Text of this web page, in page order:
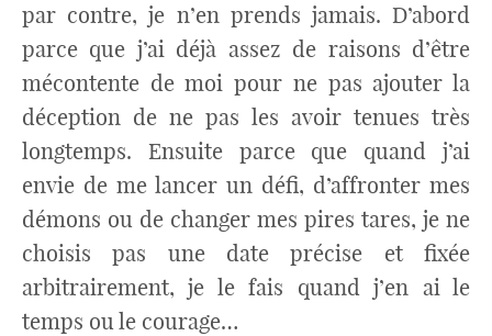
par contre, je n’en prends jamais. D’abord
parce que j’ai déjà assez de raisons d’être
mécontente de moi pour ne pas ajouter la
déception de ne pas les avoir tenues très
longtemps. Ensuite parce que quand j’ai
envie de me lancer un défi, d’affronter mes
démons ou de changer mes pires tares, je ne
choisis pas une date précise et fixée
arbitrairement, je le fais quand j’en ai le
temps ou le courage…